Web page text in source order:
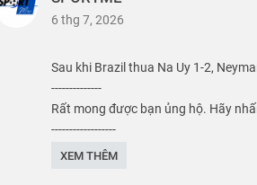
6 thg 7, 2026
Sau khi Brazil thua Na Uy 1-2,
--------------
Rất mong được bạn ủng hộ. Hãy
------------------
SPORTME! là nơi tổng hợp những
XEM THÊM